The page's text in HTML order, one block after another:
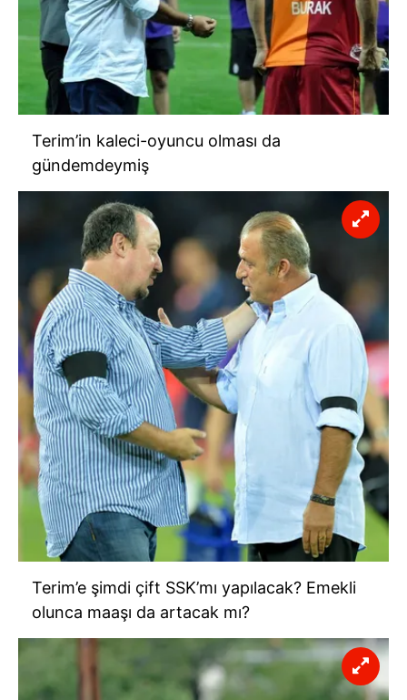
Terim’in kaleci-oyuncu olması da
gündemdeymiş
Terim’e şimdi çift SSK’mı yapılacak? Emekli
olunca maaşı da artacak mı?